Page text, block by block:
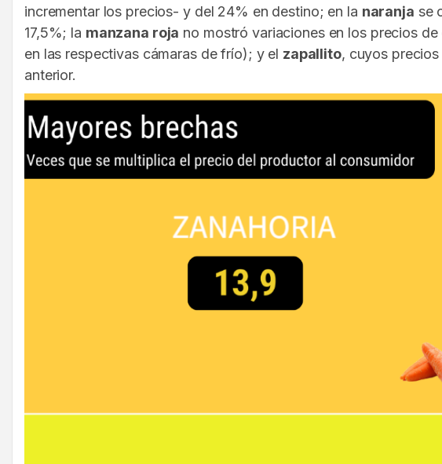
incrementar los precios- y del 24% en destino; en la naranja se
17,5%; la manzana roja no mostró variaciones en los precios
en las respectivas cámaras de frío); y el zapallito, cuyos
anterior.